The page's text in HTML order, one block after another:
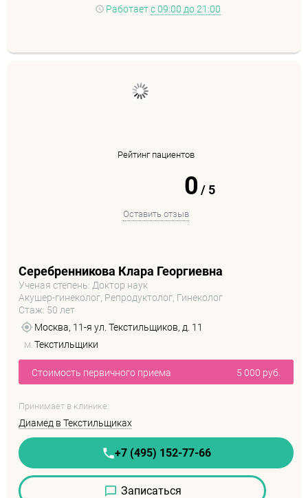
Работает с 09:00 до 21:00
Рейтинг пациентов
0 /5
Оставить отзыв
Серебренникова Клара Георгиевна
Ученая степень: Доктор наук
Акушер-гинеколог, Репродуктолог, Гинеколог
Стаж: 50 лет
Москва, 11-я ул. Текстильщиков, д. 11
м. Текстильщики
Стоимость первичного приема 5 000 руб.
Принимает в клинике:
Диамед в Текстильщиках
+7 (495) 152-77-66
Записаться